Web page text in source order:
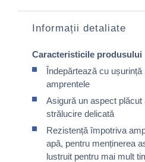
Informații detaliate
Caracteristicile produsului
Îndepărtează cu ușurință
amprentele
Asigură un aspect plăcut
strălucire delicată
Rezistență împotriva
apă, pentru menținerea
lustruit pentru mai mult